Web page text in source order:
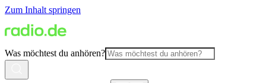
Zum Inhalt springen
Was möchtest du anhören?